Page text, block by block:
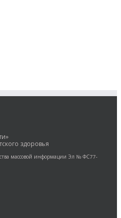
здоровья
массовой информации Эл № ФС77-